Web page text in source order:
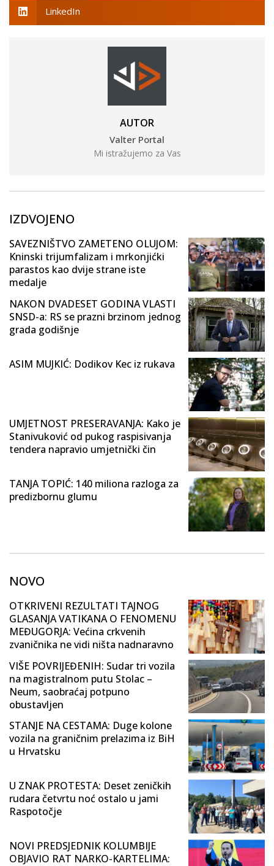
LinkedIn
AUTOR
Valter Portal
Mi istražujemo za Vas
IZDVOJENO
SAVEZNIŠTVO ZAMETENO OLUJOM:
Kninski trijumfalizam i mrkonjićki
parastos kao dvije strane iste
medalje
NAKON DVADESET GODINA VLASTI
SNSD-a: RS se prazni brzinom jednog
grada godišnje
ASIM MUJKIĆ: Dodikov Kec iz rukava
UMJETNOST PRESERAVANJA: Kako je
Stanivuković od pukog raspisivanja
tendera napravio umjetnički čin
TANJA TOPIĆ: 140 miliona razloga za
predizbornu glumu
NOVO
OTKRIVENI REZULTATI TAJNOG
GLASANJA VATIKANA O FENOMENU
MEĐUGORJA: Većina crkvenih
zvaničnika ne vidi ništa nadnaravno
VIŠE POVRIJEĐENIH: Sudar tri vozila
na magistralnom putu Stolac –
Neum, saobraćaj potpuno
obustavljen
STANJE NA CESTAMA: Duge kolone
vozila na graničnim prelazima iz BiH
u Hrvatsku
U ZNAK PROTESTA: Deset zeničkih
rudara četvrtu noć ostalo u jami
Raspotočje
NOVI PREDSJEDNIK KOLUMBIJE
OBJAVIO RAT NARKO-KARTELIMA: